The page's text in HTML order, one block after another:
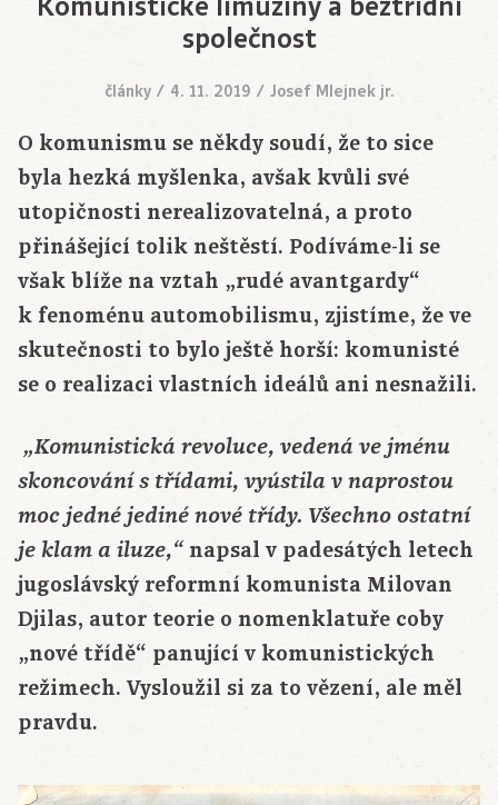
společnost
články/ 4. 11. 2019 / Josef Mlejnek jr.
O komunismu se někdy soudí, že to sice
byla hezká myšlenka, avšak kvůli své
utopičnosti nerealizovatelná, a proto
přinášející tolik neštěstí. Podíváme-li se
však blíže na vztah „rudé avantgardy“
k fenoménu automobilismu, zjistíme, že ve
skutečnosti to bylo ještě horší: komunisté
se o realizaci vlastních ideálů ani nesnažili.
„Komunistická revoluce, vedená ve jménu
skoncování s třídami, vyústila v naprostou
moc jedné jediné nové třídy. Všechno ostatní
je klam a iluze,“ napsal v padesátých letech
jugoslávský reformní komunista Milovan
Djilas, autor teorie o nomenklatuře coby
„nové třídě“ panující v komunistických
režimech. Vysloužil si za to vězení, ale měl
pravdu.